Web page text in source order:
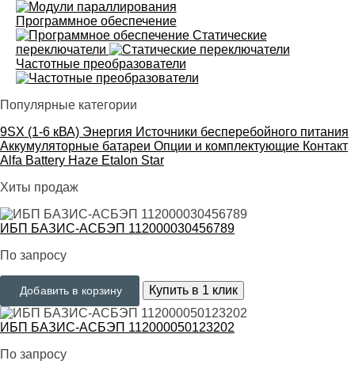
Программное обеспечение
Статические
переключатели
Частотные преобразователи
Популярные категории
9SX (1-6 кВА) Энергия Источники бесперебойного питания
Аккумуляторные батареи Опции и комплектующие Контакт
Alfa Battery Haze Etalon Star
Хиты продаж
ИБП БАЗИС-АСБЭП 112000030456789
По запросу
Добавить в корзину Купить в 1 клик
ИБП БАЗИС-АСБЭП 112000050123202
По запросу